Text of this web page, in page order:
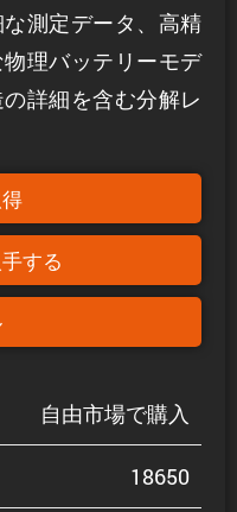
測定データ、高精
理バッテリーモデ
詳細を含む分解レ
する
自由市場で購入
18650